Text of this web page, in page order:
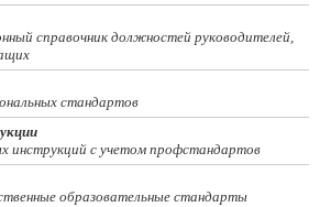
справочник должностей руководителей,
стандартов
инструкций с учетом профстандартов
образовательные стандарты